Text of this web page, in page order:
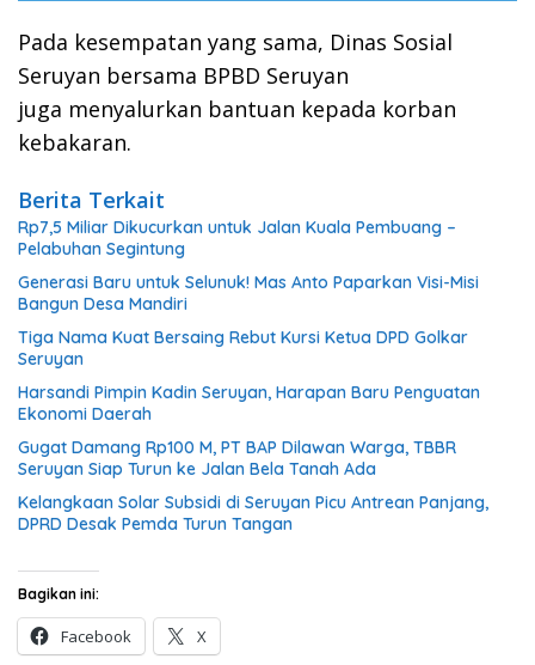
Pada kesempatan yang sama, Dinas Sosial
Seruyan bersama BPBD Seruyan
juga menyalurkan bantuan kepada korban
kebakaran.
Berita Terkait
Rp7,5 Miliar Dikucurkan untuk Jalan Kuala Pembuang –
Pelabuhan Segintung
Generasi Baru untuk Selunuk! Mas Anto Paparkan Visi-Misi
Bangun Desa Mandiri
Tiga Nama Kuat Bersaing Rebut Kursi Ketua DPD Golkar
Seruyan
Harsandi Pimpin Kadin Seruyan, Harapan Baru Penguatan
Ekonomi Daerah
Gugat Damang Rp100 M, PT BAP Dilawan Warga, TBBR
Seruyan Siap Turun ke Jalan Bela Tanah Ada
Kelangkaan Solar Subsidi di Seruyan Picu Antrean Panjang,
DPRD Desak Pemda Turun Tangan
Bagikan ini:
Facebook X